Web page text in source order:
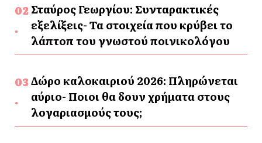
Σταύρος Γεωργίου: Συνταρακτικές
εξελίξεις- Τα στοιχεία που κρύβει το
λάπτοπ του γνωστού ποινικολόγου
Δώρο καλοκαιριού 2026: Πληρώνεται
αύριο- Ποιοι θα δουν χρήματα στους
λογαριασμούς τους;